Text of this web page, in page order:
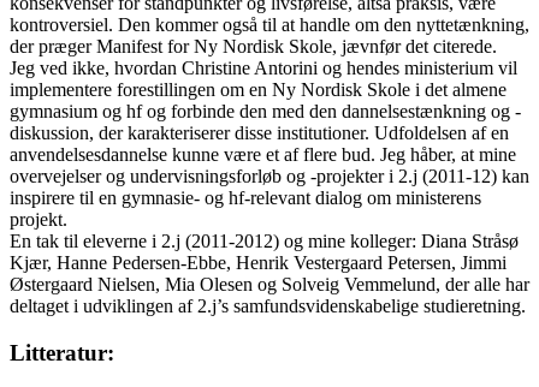
kontroversiel. Den kommer også til at handle om den nyttetænkning,
der præger Manifest for Ny Nordisk Skole, jævnfør det citerede.
Jeg ved ikke, hvordan Christine Antorini og hendes ministerium vil
implementere forestillingen om en Ny Nordisk Skole i det almene
gymnasium og hf og forbinde den med den dannelsestænkning og -
diskussion, der karakteriserer disse institutioner. Udfoldelsen af en
anvendelsesdannelse kunne være et af flere bud. Jeg håber, at mine
overvejelser og undervisningsforløb og -projekter i 2.j (2011-12) kan
inspirere til en gymnasie- og hf-relevant dialog om ministerens
projekt.
En tak til eleverne i 2.j (2011-2012) og mine kolleger: Diana Stråsø
Kjær, Hanne Pedersen-Ebbe, Henrik Vestergaard Petersen, Jimmi
Østergaard Nielsen, Mia Olesen og Solveig Vemmelund, der alle har
deltaget i udviklingen af 2.j’s samfundsvidenskabelige studieretning.
Litteratur: